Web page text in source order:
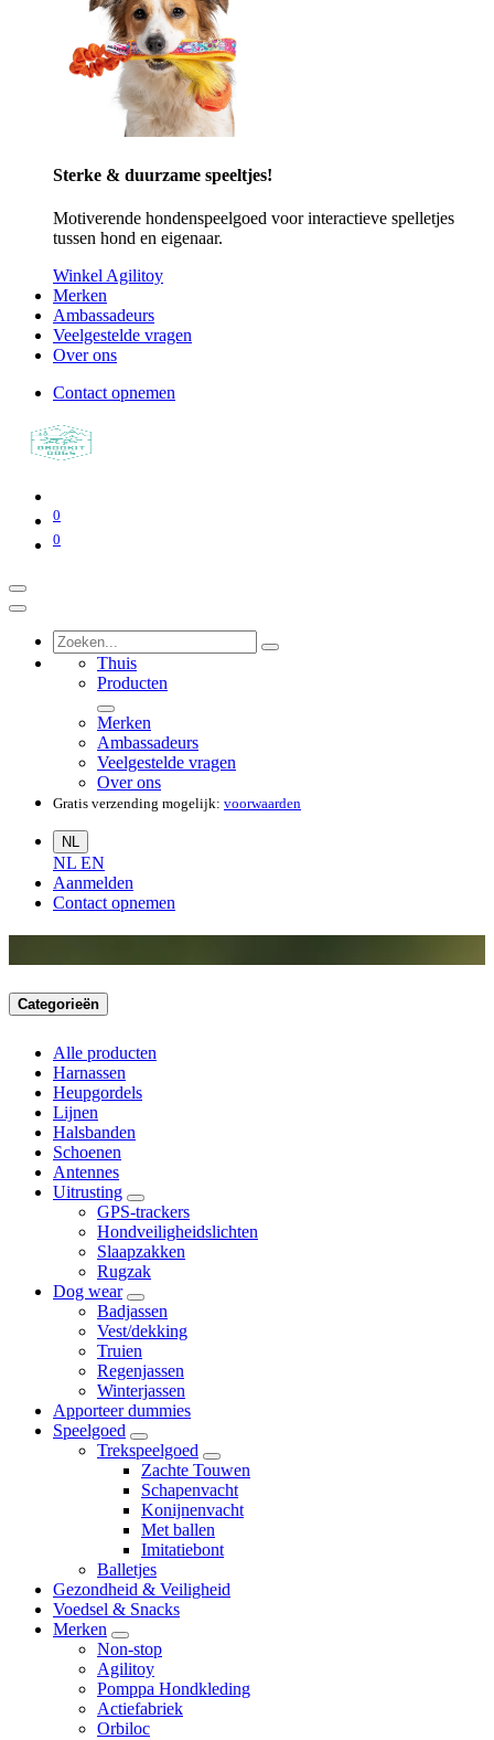
Sterke & duurzame speeltjes!
Motiverende hondenspeelgoed voor interactieve spelletjes
tussen hond en eigenaar.
Winkel Agilitoy
Merken
Ambassadeurs
Veelgestelde vragen
Over ons
Contact opnemen
0
0
Thuis
Producten
Merken
Ambassadeurs
Veelgestelde vragen
Over ons
Gratis verzending mogelijk: voorwaarden
NL
NL EN
Aanmelden
Contact opnemen
Categorieën
Alle producten
Harnassen
Heupgordels
Lijnen
Halsbanden
Schoenen
Antennes
Uitrusting
GPS-trackers
Hondveiligheidslichten
Slaapzakken
Rugzak
Dog wear
Badjassen
Vest/dekking
Truien
Regenjassen
Winterjassen
Apporteer dummies
Speelgoed
Trekspeelgoed
Zachte Touwen
Schapenvacht
Konijnenvacht
Met ballen
Imitatiebont
Balletjes
Gezondheid & Veiligheid
Voedsel & Snacks
Merken
Non-stop
Agilitoy
Pomppa Hondkleding
Actiefabriek
Orbiloc